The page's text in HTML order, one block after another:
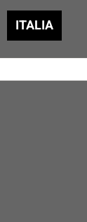
ITALIA